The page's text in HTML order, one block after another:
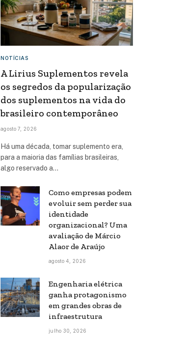
NOTÍCIAS
A Lirius Suplementos revela
os segredos da popularização
dos suplementos na vida do
brasileiro contemporâneo
agosto 7, 2026
Há uma década, tomar suplemento era,
para a maioria das famílias brasileiras,
algo reservado a…
Como empresas podem
evoluir sem perder sua
identidade
organizacional? Uma
avaliação de Márcio
Alaor de Araújo
agosto 4, 2026
Engenharia elétrica
ganha protagonismo
em grandes obras de
infraestrutura
julho 30, 2026